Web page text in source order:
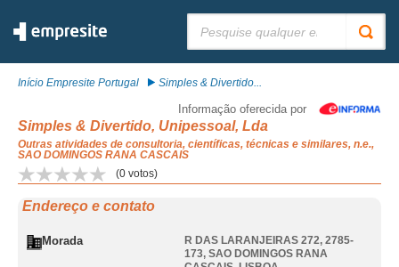
Início Empresite Portugal Simples & Divertido...
Informação oferecida por
Simples & Divertido, Unipessoal, Lda
Outras atividades de consultoria, científicas, técnicas e similares, n.e.,
SAO DOMINGOS RANA CASCAIS
(0 votos)
Endereço e contato
Morada
R DAS LARANJEIRAS 272, 2785-
173, SAO DOMINGOS RANA